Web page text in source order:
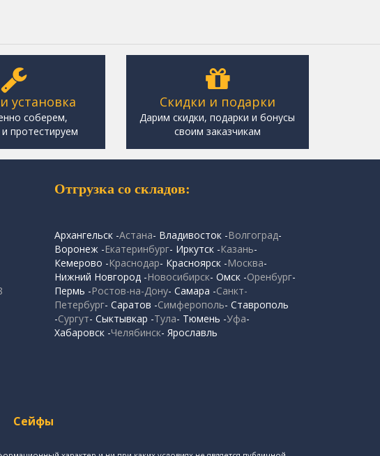
установка
соберем,
протестируем
Скидки и подарки
Дарим скидки, подарки и бонусы
своим заказчикам
Отгрузка со складов:
Архангельск -Астана- Владивосток -Волгоград-
Воронеж -Екатеринбург- Иркутск -Казань-
Кемерово -Краснодар- Красноярск -Москва-
Нижний Новгород -Новосибирск- Омск -Оренбург-
Пермь -Ростов-на-Дону- Самара -Санкт-
Петербург- Саратов -Симферополь- Ставрополь
-Сургут- Сыктывкар -Тула- Тюмень -Уфа-
Хабаровск -Челябинск- Ярославль
Сейфы